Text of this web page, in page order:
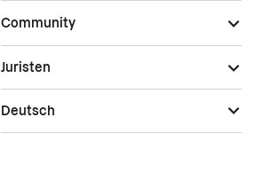
Community
Juristen
Deutsch